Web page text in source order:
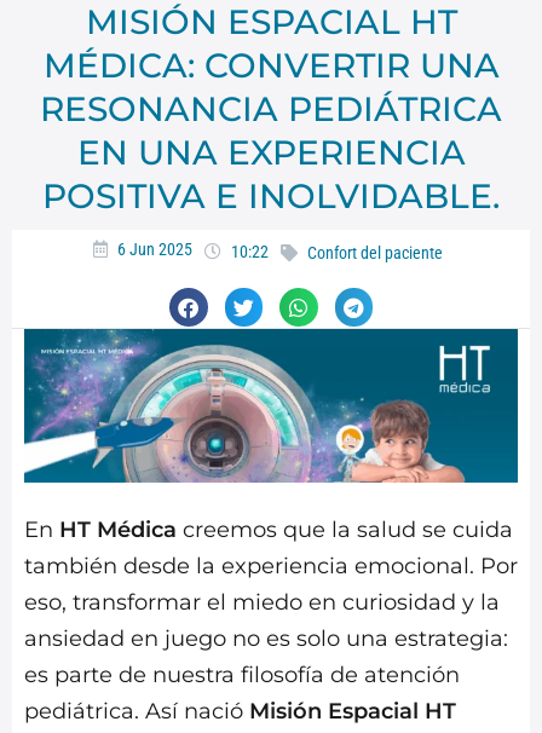
MISIÓN ESPACIAL HT
MÉDICA: CONVERTIR UNA
RESONANCIA PEDIÁTRICA
EN UNA EXPERIENCIA
POSITIVA E INOLVIDABLE.
6 Jun 2025 10:22 Confort del paciente
En HT Médica creemos que la salud se cuida
también desde la experiencia emocional. Por
eso, transformar el miedo en curiosidad y la
ansiedad en juego no es solo una estrategia:
es parte de nuestra filosofía de atención
pediátrica. Así nació Misión Espacial HT